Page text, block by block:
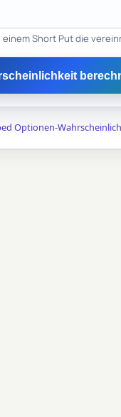
Short Put die
Optionen-